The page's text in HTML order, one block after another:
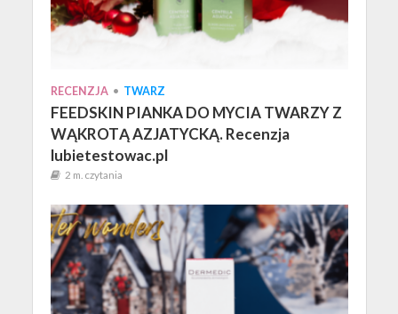
RECENZJA • TWARZ
FEEDSKIN PIANKA DO MYCIA TWARZY Z
WĄKROTĄ AZJATYCKĄ. Recenzja
lubietestowac.pl
2 m. czytania